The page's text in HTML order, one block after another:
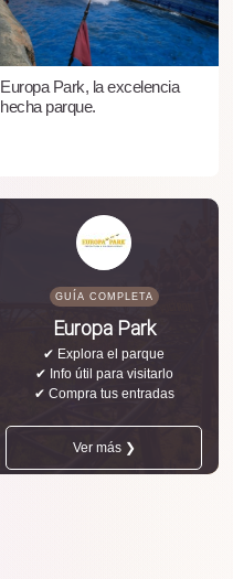
Europa Park, la excelencia
hecha parque.
GUÍA COMPLETA
Europa Park
✔ Explora el parque
✔ Info útil para visitarlo
✔ Compra tus entradas
Ver más ❯